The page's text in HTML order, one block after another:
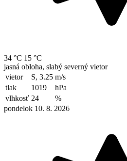
34 °C 15 °C
jasná obloha, slabý severný vietor
vietor
S, 3.25 m/s
tlak
1019
hPa
vlhkosť 24
%
pondelok 10. 8. 2026